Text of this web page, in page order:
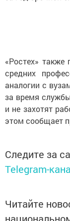
«Ростех» также
средних
аналогии с
за время
и не захотят
этом сообщает
Следите за
Telegram-
Читайте